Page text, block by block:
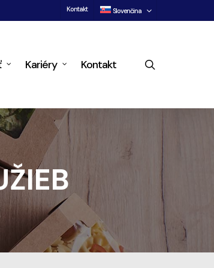
Kontakt Slovenčina
Kariéry Kontakt